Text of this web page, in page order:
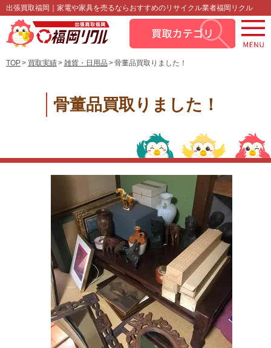
出張買取福岡｜家電や家具を売るならおすすめのリサイクル業者福岡リクル
TOP 買取実績 雑貨・日用品 骨董品買取りました！
骨董品買取りました！